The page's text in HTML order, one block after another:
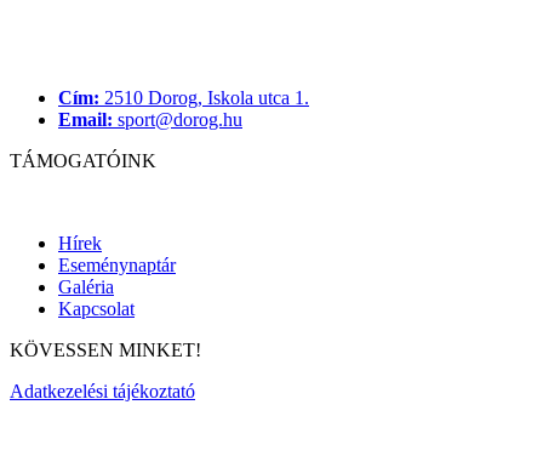
Cím: 2510 Dorog, Iskola utca 1.
Email: sport@dorog.hu
TÁMOGATÓINK
Hírek
Eseménynaptár
Galéria
Kapcsolat
KÖVESSEN MINKET!
Adatkezelési tájékoztató